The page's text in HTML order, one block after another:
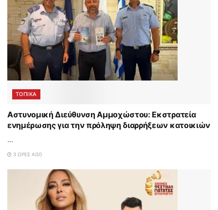
ΤΟΠΙΚΑ
Αστυνομική Διεύθυνση Αμμοχώστου: Εκστρατεία
ενημέρωσης για την πρόληψη διαρρήξεων κατοικιών
...
3 ΏΡΕΣ AGO